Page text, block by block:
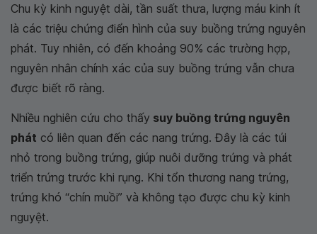
Chu kỳ kinh nguyệt dài, tần suất thưa, lượng máu kinh ít
là các triệu chứng điển hình của suy buồng trứng nguyên
phát. Tuy nhiên, có đến khoảng 90% các trường hợp,
nguyên nhân chính xác của suy buồng trứng vẫn chưa
được biết rõ ràng.
Nhiều nghiên cứu cho thấy suy buồng trứng nguyên
phát có liên quan đến các nang trứng. Đây là các túi
nhỏ trong buồng trứng, giúp nuôi dưỡng trứng và phát
triển trứng trước khi rụng. Khi tổn thương nang trứng,
trứng khó “chín muồi” và không tạo được chu kỳ kinh
nguyệt.